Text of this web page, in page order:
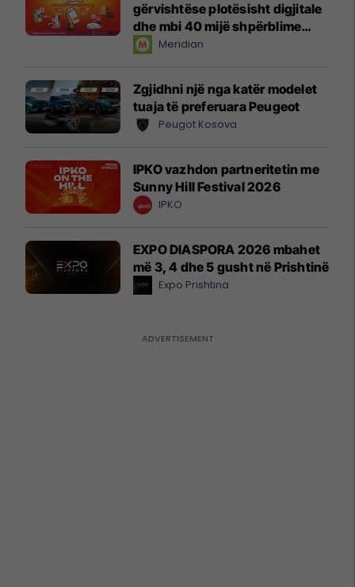
gërvishtëse plotësisht digjitale
dhe mbi 40 mijë shpërblime
instant!Meridian
Zgjidhni një nga katër modelet
tuaja të preferuara Peugeot
Peugot Kosova
IPKO vazhdon partneritetin me
Sunny Hill Festival 2026
IPKO
EXPO DIASPORA 2026 mbahet
më 3, 4 dhe 5 gusht në Prishtinë
Expo Prishtina